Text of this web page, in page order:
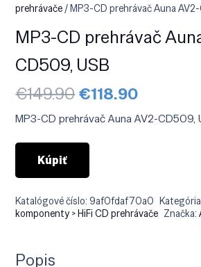
prehrávače/ MP3-CD prehrávač Auna
MP3-CD prehrávač
CD509, USB
€149.90Pôvodná
cena
bola:
€118.90Aktuálna
je:
MP3-CD prehrávač Auna AV2-CD509,
Kúpiť
Katalógové číslo:9af0fdaf70a0
komponenty > HiFi CD prehrávače Značka:
Popis